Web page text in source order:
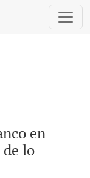
(2019) y la
en
lo